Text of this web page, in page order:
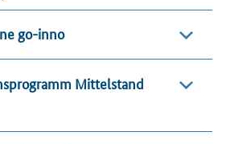
go-inno
Mittelstand